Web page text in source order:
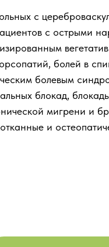
с
с острыми
болей в
болевым
блокад,
мигрени и
и